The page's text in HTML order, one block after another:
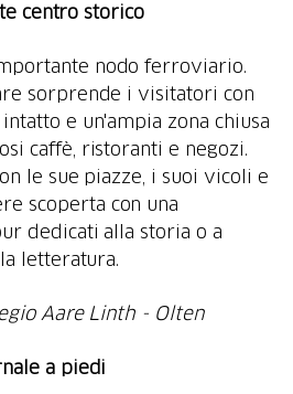
centro storico
nodo ferroviario.
sorprende i visitatori con
e un'ampia zona chiusa
caffè, ristoranti e negozi.
le sue piazze, i suoi vicoli e
scoperta con una
dedicati alla storia o a
letteratura.
Aare Linth - Olten
a piedi